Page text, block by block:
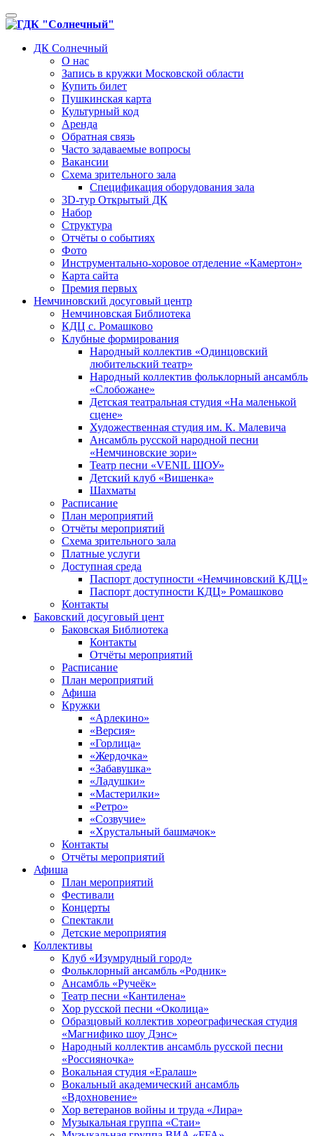
Toggle
navigation
ДК Солнечный
О нас
Запись в кружки Московской области
Купить билет
Пушкинская карта
Культурный код
Аренда
Обратная связь
Часто задаваемые вопросы
Вакансии
Схема зрительного зала
Спецификация оборудования зала
3D-тур Открытый ДК
Набор
Структура
Отчёты о событиях
Фото
Инструментально-хоровое отделение «Камертон»
Карта сайта
Премия первых
Немчиновский досуговый центр
Немчиновская Библиотека
КДЦ с. Ромашково
Клубные формирования
Народный коллектив «Одинцовский
любительский театр»
Народный коллектив фольклорный ансамбль
«Слобожане»
Детская театральная студия «На маленькой
сцене»
Художественная студия им. К. Малевича
Ансамбль русской народной песни
«Немчиновские зори»
Театр песни «VENIL ШОУ»
Детский клуб «Вишенка»
Шахматы
Расписание
План мероприятий
Отчёты мероприятий
Схема зрительного зала
Платные услуги
Доступная среда
Паспорт доступности «Немчиновский КДЦ»
Паспорт доступности КДЦ» Ромашково
Контакты
Баковский досуговый цент
Баковская Библиотека
Контакты
Отчёты мероприятий
Расписание
План мероприятий
Афиша
Кружки
«Арлекино»
«Версия»
«Горлица»
«Жердочка»
«Забавушка»
«Ладушки»
«Мастерилки»
«Ретро»
«Созвучие»
«Хрустальный башмачок»
Контакты
Отчёты мероприятий
Афиша
План мероприятий
Фестивали
Концерты
Спектакли
Детские мероприятия
Коллективы
Клуб «Изумрудный город»
Фольклорный ансамбль «Родник»
Ансамбль «Ручеёк»
Театр песни «Кантилена»
Хор русской песни «Околица»
Образцовый коллектив хореографическая студия
«Магнифико шоу Дэнс»
Народный коллектив ансамбль русской песни
«Россияночка»
Вокальная студия «Ералаш»
Вокальный академический ансамбль
«Вдохновение»
Хор ветеранов войны и труда «Лира»
Музыкальная группа «Стаи»